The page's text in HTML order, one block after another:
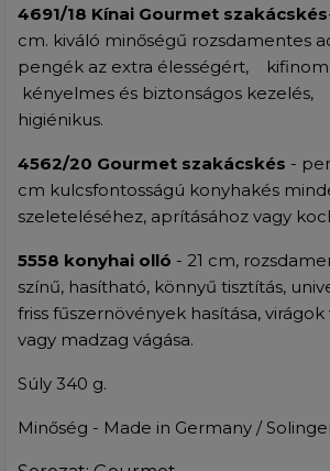
4691/18 Kínai Gourmet szakácskés
cm. kiváló minőségű rozsdamentes
pengék az extra élességért,
kényelmes és biztonságos
higiénikus.
4562/20 Gourmet szakácskés -
cm kulcsfontosságú konyhakés
szeleteléséhez, aprításához vagy
5558 konyhai olló - 21 cm,
színű, hasítható, könnyű tisztítás,
friss fűszernövények hasítása,
vagy madzag vágása.
Súly 340 g.
Minőség - Made in Germany /